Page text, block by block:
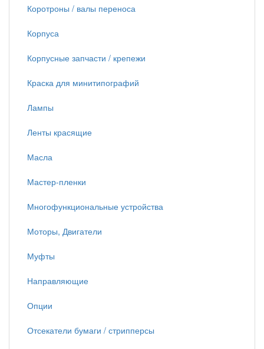
Коротроны / валы переноса
Корпуса
Корпусные запчасти / крепежи
Краска для минитипографий
Лампы
Ленты красящие
Масла
Мастер-пленки
Многофункциональные устройства
Моторы, Двигатели
Муфты
Направляющие
Опции
Отсекатели бумаги / стрипперсы